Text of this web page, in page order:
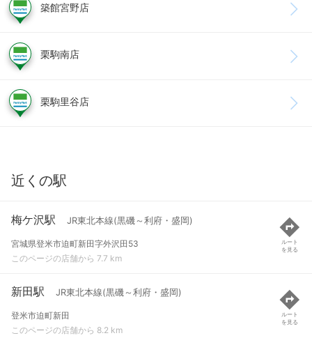
築館宮野店
栗駒南店
栗駒里谷店
近くの駅
梅ケ沢駅 JR東北本線(黒磯～利府・盛岡)
宮城県登米市迫町新田字外沢田53
このページの店舗から 7.7 km
ルート
を見る
新田駅 JR東北本線(黒磯～利府・盛岡)
登米市迫町新田
このページの店舗から 8.2 km
ルート
を見る